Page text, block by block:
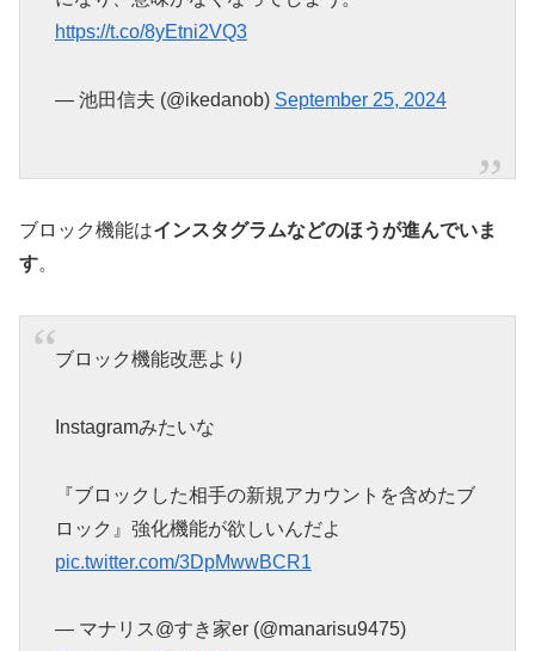
https://t.co/8yEtni2VQ3
— 池田信夫 (@ikedanob) September 25, 2024
ブロック機能はインスタグラムなどのほうが進んでいま
す。
ブロック機能改悪より
Instagramみたいな
『ブロックした相手の新規アカウントを含めたブ
ロック』強化機能が欲しいんだよ
pic.twitter.com/3DpMwwBCR1
— マナリス@すき家er (@manarisu9475)